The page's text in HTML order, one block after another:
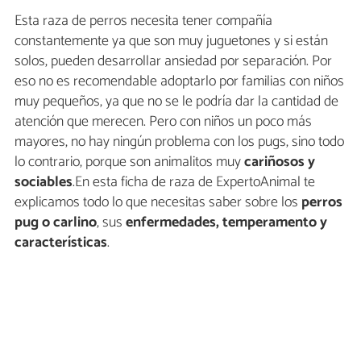
Esta raza de perros necesita tener compañía
constantemente ya que son muy juguetones y si están
solos, pueden desarrollar ansiedad por separación. Por
eso no es recomendable adoptarlo por familias con niños
muy pequeños, ya que no se le podría dar la cantidad de
atención que merecen. Pero con niños un poco más
mayores, no hay ningún problema con los pugs, sino todo
lo contrario, porque son animalitos muycariñosos y
sociables.En esta ficha de raza de ExpertoAnimal te
explicamos todo lo que necesitas saber sobre los perros
pug o carlino, susenfermedades, temperamento y
características.